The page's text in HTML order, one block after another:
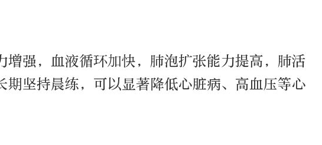
增强，血液循环加快，肺泡扩张能力提高，肺活
期坚持晨练，可以显著降低心脏病、高血压等心